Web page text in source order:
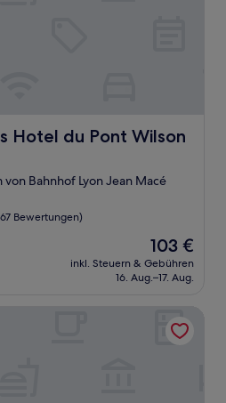
Hotel du Pont Wilson
du Pont Wilson
Bahnhof Lyon Jean Macé
Bewertungen)
Der
Preis
beträgt
103 €
inkl. Steuern & Gebühren
16. Aug.–17. Aug.